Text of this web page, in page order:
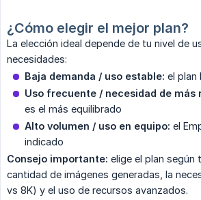
¿Cómo elegir el mejor plan?
La elección ideal depende de tu nivel de
necesidades:
Baja demanda / uso estable: el plan
Uso frecuente / necesidad de más
es el más equilibrado
Alto volumen / uso en equipo: el
indicado
Consejo importante: elige el plan según
cantidad de imágenes generadas, la
vs 8K) y el uso de recursos avanzados.